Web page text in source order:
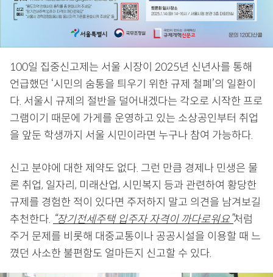
100일 집중신고제는 서울 시장이 2025년 신년사를 통해
언급했던 ‘시민의 숨통을 틔우기 위한 규제 철폐’의 일환이
다. 서울시 규제의 절반을 덜어내겠다는 각오로 시작한 프로
그램이기 때문에 가게를 운영하고 있는 소상공인부터 취업
을 앞둔 학생까지 서울 시민이라면 누구나 참여 가능하다.
신고 분야에 대한 제약도 없다. 그런 만큼 경제나 민생은 물
론 취업, 일자리, 미래산업, 시민복지 등과 관련하여 황당한
규제를 경험한 적이 있다면 주저하지 말고 의견을 남겨보길
추천한다. “장기전세주택 입주자 자격이 까다로워요”처럼
주거 문제를 비롯해 대중교통이나 공공시설을 이용할 때 느
꼈던 사소한 불편함도 얼마든지 신고할 수 있다.